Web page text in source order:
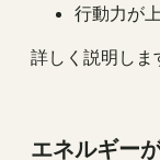
行動力が
詳しく説明しま
エネルギー